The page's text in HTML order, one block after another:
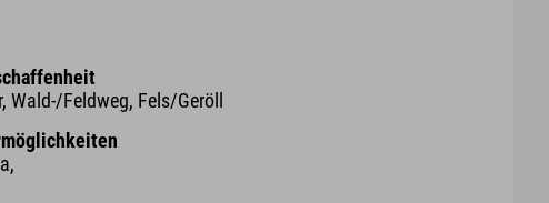
Wald-/Feldweg, Fels/Geröll